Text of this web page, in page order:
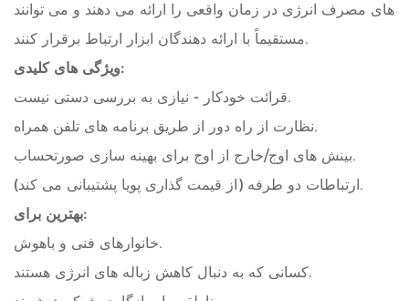
های مصرف انرژی در زمان واقعی را ارائه می دهند و می توانند
مستقیماً با ارائه دهندگان ابزار ارتباط برقرار کنند.
ویژگی های کلیدی:
قرائت خودکار - نیازی به بررسی دستی نیست.
نظارت از راه دور از طریق برنامه های تلفن همراه.
بینش های اوج/خارج از اوج برای بهینه سازی صورتحساب.
ارتباطات دو طرفه (از قیمت گذاری پویا پشتیبانی می کند).
بهترین برای:
خانوارهای فنی و باهوش.
کسانی که به دنبال کاهش زباله های انرژی هستند.